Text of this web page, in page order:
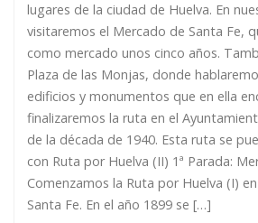
lugares de la ciudad de Huelva. En
visitaremos el Mercado de Santa Fe,
como mercado unos cinco años.
Plaza de las Monjas, donde
edificios y monumentos que en ella
finalizaremos la ruta en el
de la década de 1940. Esta ruta se
con Ruta por Huelva (II) 1ª Parada:
Comenzamos la Ruta por Huelva (I)
Santa Fe. En el año 1899 se […]